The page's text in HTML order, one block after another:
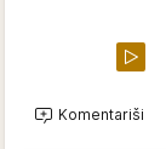
Komentariši